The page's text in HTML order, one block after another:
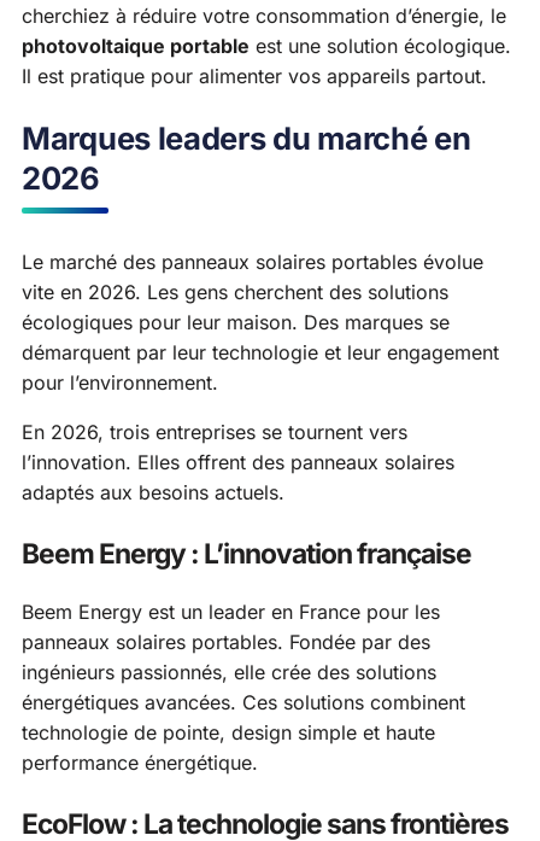
cherchiez à réduire votre consommation d’énergie, le
photovoltaique portable est une solution écologique.
Il est pratique pour alimenter vos appareils partout.
Marques leaders du marché en
2026
Le marché des panneaux solaires portables évolue
vite en 2026. Les gens cherchent des solutions
écologiques pour leur maison. Des marques se
démarquent par leur technologie et leur engagement
pour l’environnement.
En 2026, trois entreprises se tournent vers
l’innovation. Elles offrent des panneaux solaires
adaptés aux besoins actuels.
Beem Energy : L’innovation française
Beem Energy est un leader en France pour les
panneaux solaires portables. Fondée par des
ingénieurs passionnés, elle crée des solutions
énergétiques avancées. Ces solutions combinent
technologie de pointe, design simple et haute
performance énergétique.
EcoFlow : La technologie sans frontières